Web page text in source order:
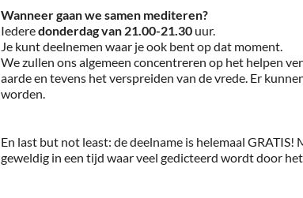
Wanneer gaan we samen mediteren?
Iederedonderdag van 21.00-21.30 uur.
Je kunt deelnemen waar je ook bent op dat moment.
We zullen ons algemeen concentreren op het helpen
aarde en tevens het verspreiden van de vrede. Er
worden.
En last but not least: de deelname is helemaal GRATIS!
geweldig in een tijd waar veel gedicteerd wordt door